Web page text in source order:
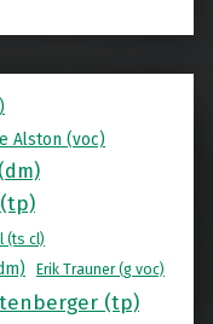
Alston (voc)
(ts cl)
Erik Trauner (g voc)
(tp)